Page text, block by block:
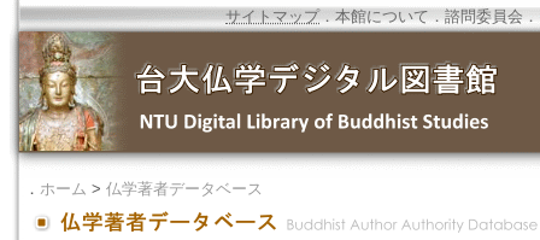
サイトマップ．本館について ．諮問委員会 ．
． ホーム > 仏学著者データベース